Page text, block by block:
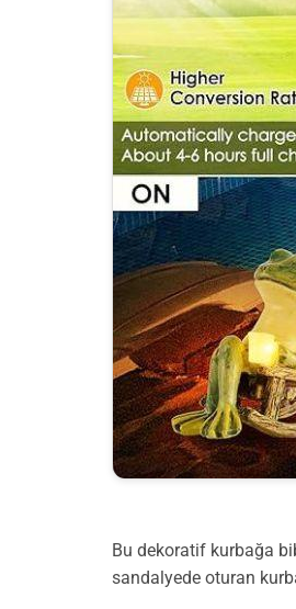
Bu dekoratif kurbağa
sandalyede oturan